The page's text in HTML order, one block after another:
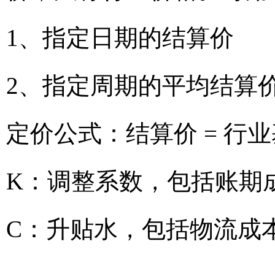
1、指定日期的结算价
2、指定周期的平均结算
定价公式：结算价 = 行
K：调整系数，包括账期
C：升贴水，包括物流成